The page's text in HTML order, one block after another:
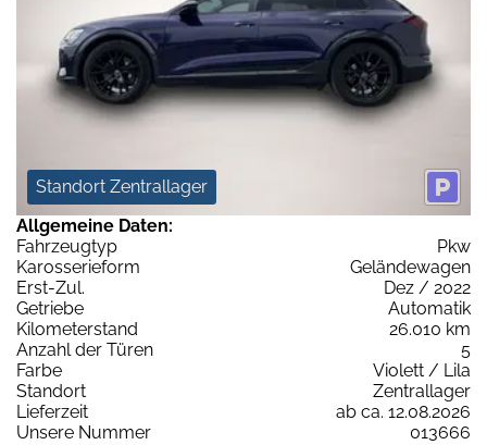
Standort Zentrallager
Allgemeine Daten:
Fahrzeugtyp
Pkw
Karosserieform
Geländewagen
Erst-Zul.
Dez / 2022
Getriebe
Automatik
Kilometerstand
26.010 km
Anzahl der Türen
5
Farbe
Violett / Lila
Standort
Zentrallager
Lieferzeit
ab ca. 12.08.2026
Unsere Nummer
013666